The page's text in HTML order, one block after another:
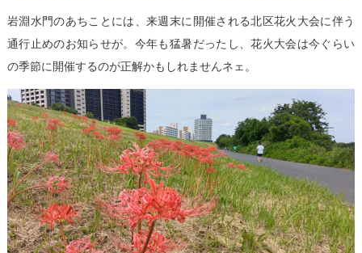
岩淵水門のあちことには、来週末に開催される北区花火大会に伴う
通行止めのお知らせが。今年も猛暑だったし、花火大会は今ぐらい
の季節に開催するのが正解かもしれませんネェ。